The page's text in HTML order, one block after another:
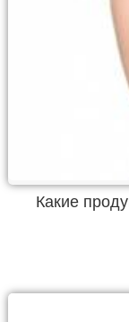
Какие